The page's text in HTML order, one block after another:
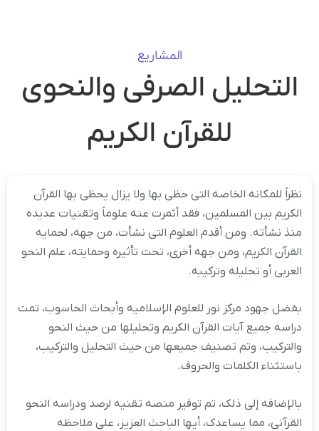
المشاریع
التحلیل الصرفی والنحوی
للقرآن الکریم
نظراً للمکانه الخاصه التی حظی بها ولا یزال یحظى بها القرآن
الکریم بین المسلمین، فقد أثمرت عنه علوماً وتقنیات عدیده
منذ نشأته. ومن أقدم العلوم التی نشأت، من جهه، لحمایه
القرآن الکریم، ومن جهه أخرى، تحت تأثیره وحمایته، علم النحو
العربی أو تحلیله وترکیبه.
بفضل جهود مرکز نور للعلوم الإسلامیه وأبحاث الحاسوب، تمت
دراسه جمیع آیات القرآن الکریم وتحلیلها من حیث النحو
والترکیب، وتم تصنیف جمیعها من حیث التحلیل والترکیب،
باستثناء الکلمات والحروف.
بالإضافه إلى ذلک، تم توفیر منصه تقنیه لرصد ودراسه النحو
القرآنی، مما یساعدک، أیها الباحث العزیز، على ملاحظه